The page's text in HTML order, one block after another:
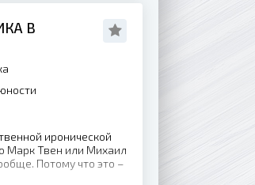
В
иронической
Марк Твен или Михаил
Потому что это –